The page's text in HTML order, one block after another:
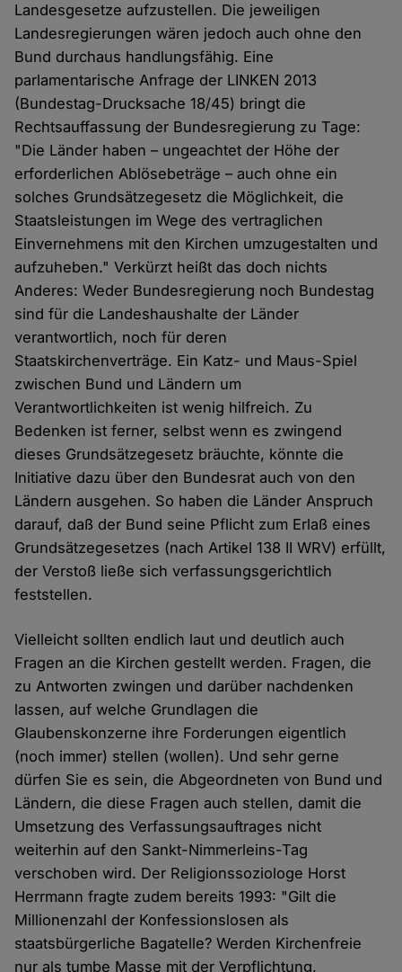
Landesgesetze aufzustellen. Die jeweiligen
Landesregierungen wären jedoch auch ohne den
Bund durchaus handlungsfähig. Eine
parlamentarische Anfrage der LINKEN 2013
(Bundestag-Drucksache 18/45) bringt die
Rechtsauffassung der Bundesregierung zu Tage:
"Die Länder haben – ungeachtet der Höhe der
erforderlichen Ablösebeträge – auch ohne ein
solches Grundsätzegesetz die Möglichkeit, die
Staatsleistungen im Wege des vertraglichen
Einvernehmens mit den Kirchen umzugestalten und
aufzuheben." Verkürzt heißt das doch nichts
Anderes: Weder Bundesregierung noch Bundestag
sind für die Landeshaushalte der Länder
verantwortlich, noch für deren
Staatskirchenverträge. Ein Katz- und Maus-Spiel
zwischen Bund und Ländern um
Verantwortlichkeiten ist wenig hilfreich. Zu
Bedenken ist ferner, selbst wenn es zwingend
dieses Grundsätzegesetz bräuchte, könnte die
Initiative dazu über den Bundesrat auch von den
Ländern ausgehen. So haben die Länder Anspruch
darauf, daß der Bund seine Pflicht zum Erlaß eines
Grundsätzegesetzes (nach Artikel 138 II WRV) erfüllt,
der Verstoß ließe sich verfassungsgerichtlich
feststellen.
Vielleicht sollten endlich laut und deutlich auch
Fragen an die Kirchen gestellt werden. Fragen, die
zu Antworten zwingen und darüber nachdenken
lassen, auf welche Grundlagen die
Glaubenskonzerne ihre Forderungen eigentlich
(noch immer) stellen (wollen). Und sehr gerne
dürfen Sie es sein, die Abgeordneten von Bund und
Ländern, die diese Fragen auch stellen, damit die
Umsetzung des Verfassungsauftrages nicht
weiterhin auf den Sankt-Nimmerleins-Tag
verschoben wird. Der Religionssoziologe Horst
Herrmann fragte zudem bereits 1993: "Gilt die
Millionenzahl der Konfessionslosen als
staatsbürgerliche Bagatelle? Werden Kirchenfreie
nur als tumbe Masse mit der Verpflichtung,